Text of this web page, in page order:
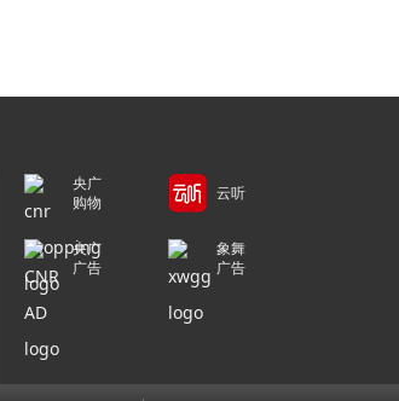
央广
购物
云听
央广
广告
象舞
广告